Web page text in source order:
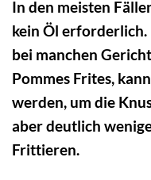
In den meisten
kein Öl erforderlich.
bei manchen
Pommes Frites,
werden, um die
aber deutlich
Frittieren.